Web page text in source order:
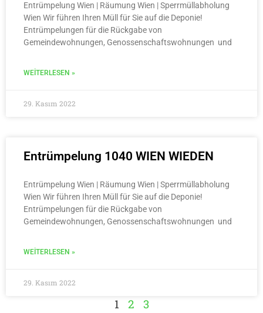
Entrümpelung Wien | Räumung Wien | Sperrmüllabholung
Wien Wir führen Ihren Müll für Sie auf die Deponie!
Entrümpelungen für die Rückgabe von
Gemeindewohnungen, Genossenschaftswohnungen und
WEITERLESEN »
29. Kasım 2022
Entrümpelung 1040 WIEN WIEDEN
Entrümpelung Wien | Räumung Wien | Sperrmüllabholung
Wien Wir führen Ihren Müll für Sie auf die Deponie!
Entrümpelungen für die Rückgabe von
Gemeindewohnungen, Genossenschaftswohnungen und
WEITERLESEN »
29. Kasım 2022
1 2 3